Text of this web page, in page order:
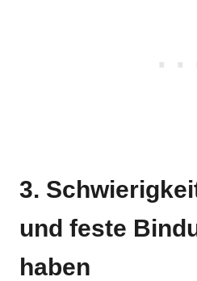
3.
und feste
haben